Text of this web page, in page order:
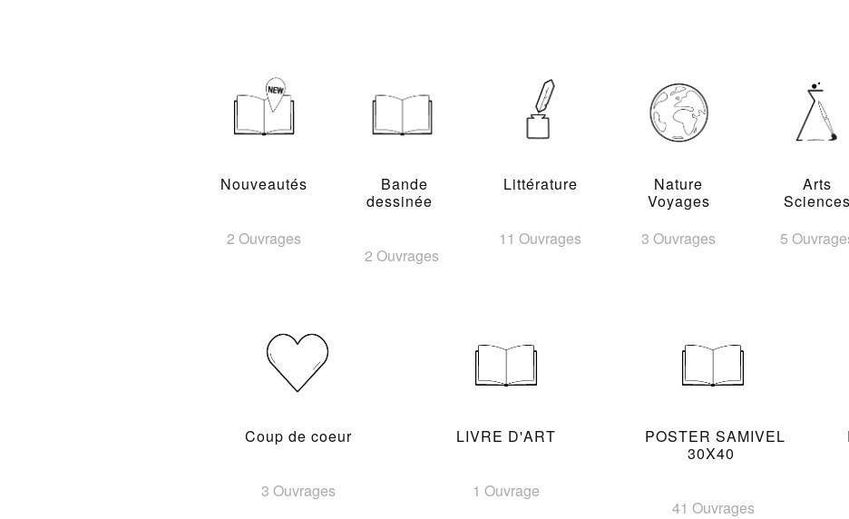
Nouveautés
2 Ouvrages
Bande
dessinée
2 Ouvrages
Littérature
11 Ouvrages
Nature
Voyages
3 Ouvrages
Arts
Sciences
5
Coup de coeur
3 Ouvrages
LIVRE D'ART
1 Ouvrage
POSTER SAMIVEL
30X40
41 Ouvrages